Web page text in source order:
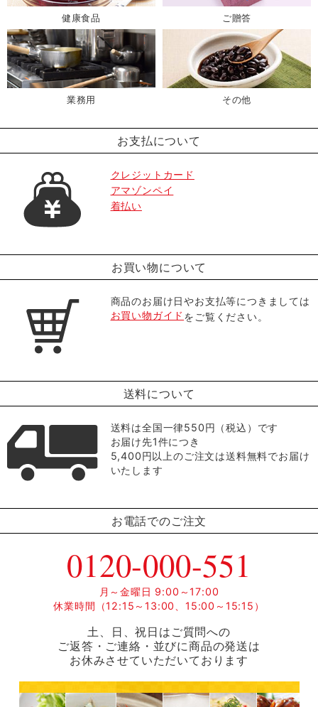
健康食品 ご贈答
業務用 その他
お支払について
クレジットカード
アマゾンペイ
着払い
お買い物について
商品のお届け日やお支払等につきましては
お買い物ガイド をご覧ください。
送料について
送料は全国一律550円（税込）です
お届け先1件につき
5,400円以上のご注文は送料無料でお届け
いたします
お電話でのご注文
0120-000-551
月～金曜日 9:00～17:00
休業時間（12:15～13:00、15:00～15:15）
土、日、祝日はご質問への
ご返答・ご連絡・並びに商品の発送は
お休みさせていただいております